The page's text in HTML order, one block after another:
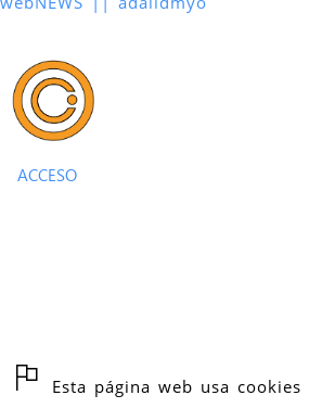
Esta página web usa cookies
ACCESO